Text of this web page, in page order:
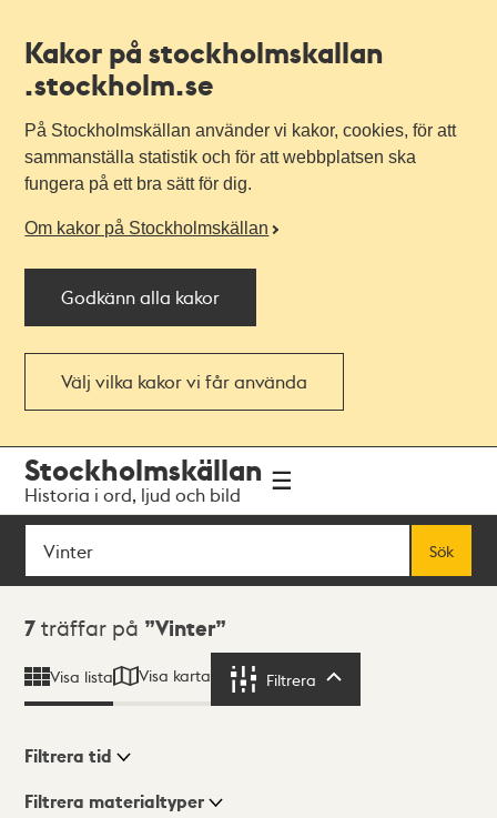
Kakor på stockholmskallan
.stockholm.se
På Stockholmskällan använder vi kakor, cookies, för att
sammanställa statistik och för att webbplatsen ska
fungera på ett bra sätt för dig.
Om kakor på Stockholmskällan
Godkänn alla kakor
Välj vilka kakor vi får använda
navigationen
huvudinnehållet
Stockholmskällan
Historia i ord, ljud och bild
Sök
Sök
Sökresultat
7 träffar på Vinter
Visa lista Visa karta Filtrera
Visningsläge
Filtrera tid
Filtrera materialtyper